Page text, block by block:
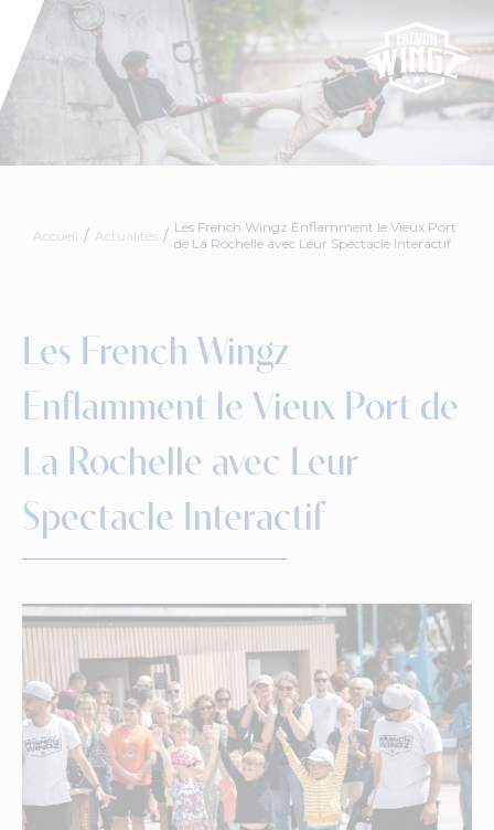
Accueil Actualités
Les French Wingz Enflamment le Vieux Port
de La Rochelle avec Leur Spectacle Interactif
Les French Wingz
Enflamment le Vieux Port de
La Rochelle avec Leur
Spectacle Interactif